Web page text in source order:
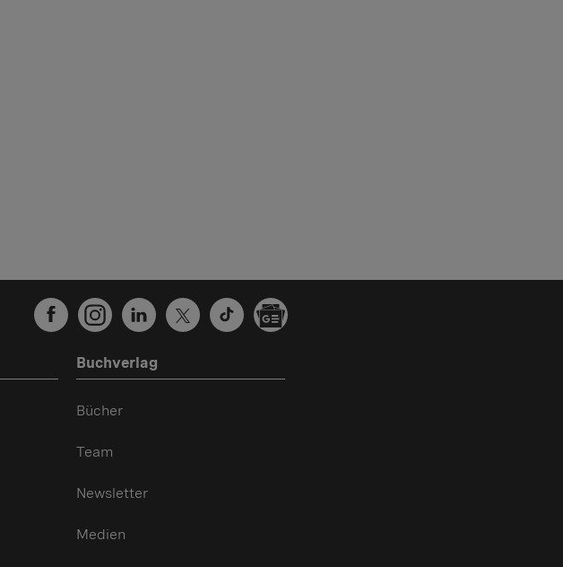
Buchverlag
Bücher
Team
Newsletter
Medien